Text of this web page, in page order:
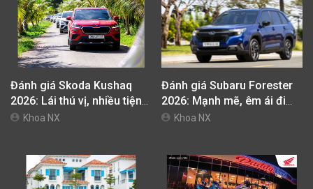
Đánh giá Skoda Kushaq
2026: Lái thú vị, nhiều tiện
nghi, giá cạnh tranh
Khoa NX
Đánh giá Subaru Forester
2026: Mạnh mẽ, êm ái đi
cùng hệ thống ADAS hoàn
Khoa NX